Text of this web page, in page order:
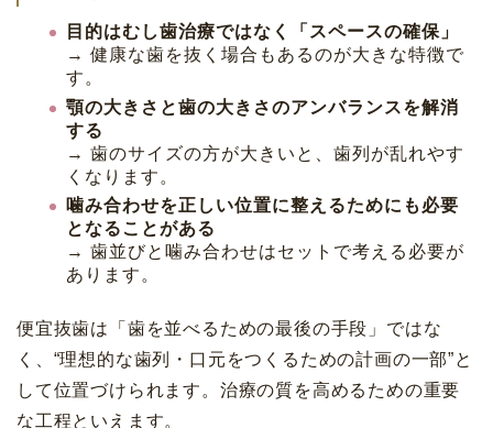
目的はむし歯治療ではなく「スペースの確保」
→ 健康な歯を抜く場合もあるのが大きな特徴で
す。
顎の大きさと歯の大きさのアンバランスを解消
する
→ 歯のサイズの方が大きいと、歯列が乱れやす
くなります。
噛み合わせを正しい位置に整えるためにも必要
となることがある
→ 歯並びと噛み合わせはセットで考える必要が
あります。
便宜抜歯は「歯を並べるための最後の手段」ではな
く、“理想的な歯列・口元をつくるための計画の一部”と
して位置づけられます。治療の質を高めるための重要
な工程といえます。